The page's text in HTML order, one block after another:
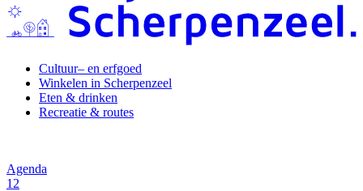
Cultuur– en erfgoed
Winkelen in Scherpenzeel
Eten & drinken
Recreatie & routes
Agenda
12